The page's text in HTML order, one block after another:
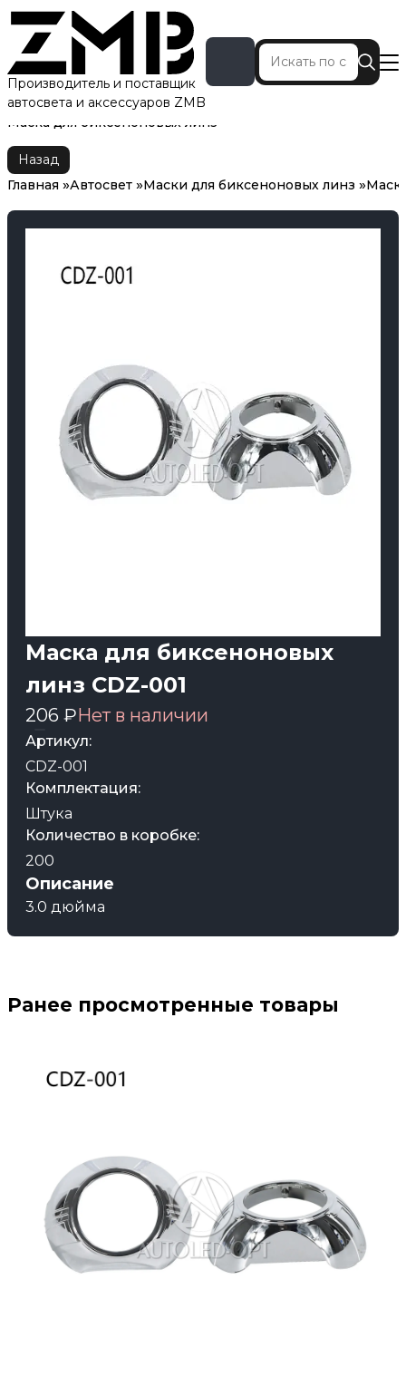
Производитель и поставщик
автосвета и аксессуаров ZMB
Главная Автосвет
Маски для биксеноновых линз
Маска для биксеноновых линз
Назад
Главная
Автосвет Маски для биксеноновых линз
Маска для биксеноновых
линз CDZ-001
206 ₽Нет в наличии
Артикул:
CDZ-001
Комплектация:
Штука
Количество в коробке:
200
Описание
3.0 дюйма
Ранее просмотренные товары